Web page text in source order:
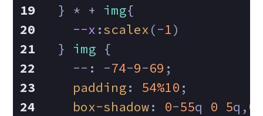
  } * +
img{
--x :scalex(-1)
  }
img {
    --: -
74-9-69 ;
padding: 54%10 ;
box-shadow: 0-55q 0 5q, 0